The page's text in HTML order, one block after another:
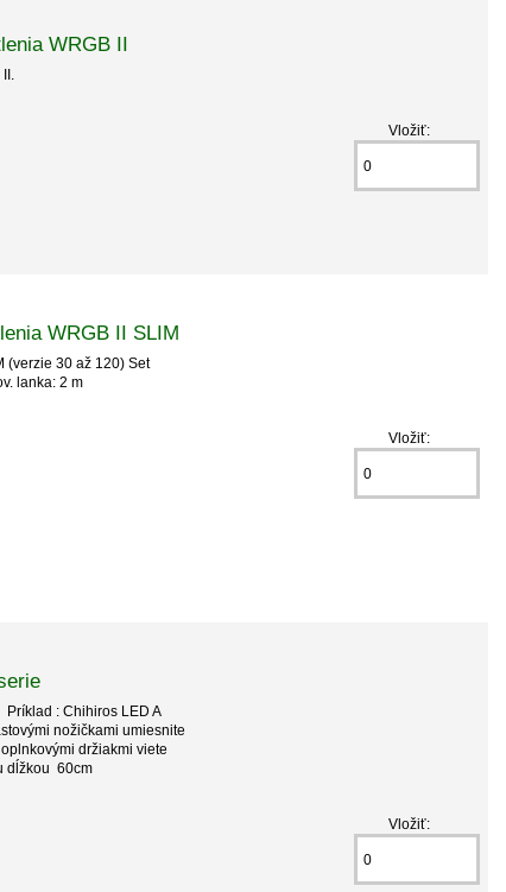
WRGB II
Vložiť:
WRGB II SLIM
(verzie 30 až 120) Set
lanka: 2 m
Vložiť:
: Chihiros LED A
nožičkami umiesnite
držiakmi viete
dĺžkou 60cm
Vložiť: